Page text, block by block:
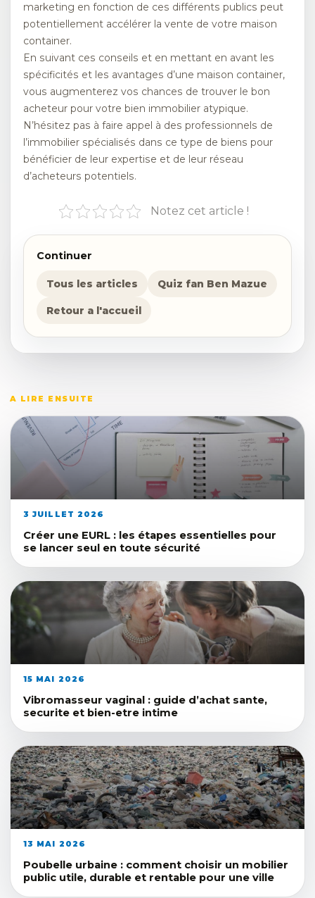
marketing en fonction de ces différents publics peut
potentiellement accélérer la vente de votre maison
container.
En suivant ces conseils et en mettant en avant les
spécificités et les avantages d’une maison container,
vous augmenterez vos chances de trouver le bon
acheteur pour votre bien immobilier atypique.
N’hésitez pas à faire appel à des professionnels de
l’immobilier spécialisés dans ce type de biens pour
bénéficier de leur expertise et de leur réseau
d’acheteurs potentiels.
Notez cet article !
Continuer
Tous les articles Quiz fan Ben Mazue
Retour a l'accueil
A LIRE ENSUITE
3 JUILLET 2026
Créer une EURL : les étapes essentielles pour
se lancer seul en toute sécurité
15 MAI 2026
Vibromasseur vaginal : guide d’achat sante,
securite et bien-etre intime
13 MAI 2026
Poubelle urbaine : comment choisir un mobilier
public utile, durable et rentable pour une ville